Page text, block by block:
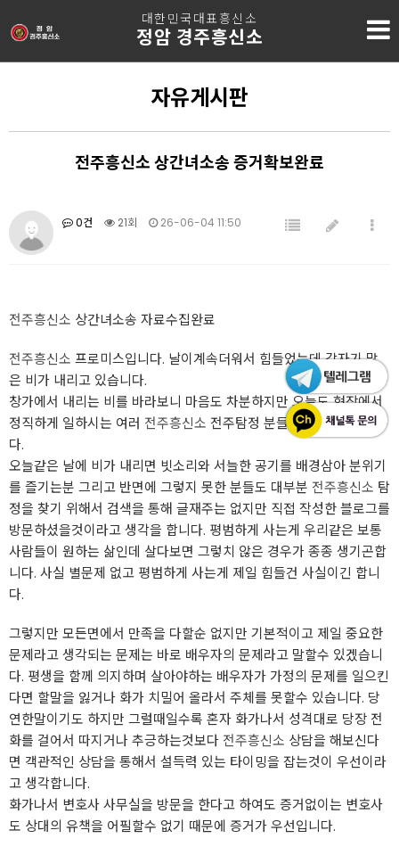
대한민국대표흥신소
정암 경주흥신소
자유게시판
전주흥신소 상간녀소송 증거확보완료
0건 21회 26-06-04 11:50
전주흥신소 상간녀소송 자료수집완료
전주흥신소 프로미스입니다. 날이계속더워서 힘들었는데 갑자기 많
은 비가 내리고 있습니다.
창가에서 내리는 비를 바라보니 마음도 차분하지만 오늘도 현장에서
정직하게 일하시는 여러 전주흥신소 전주탐정 분들을 응원하게 됩니
다.
오늘같은 날에 비가 내리면 빗소리와 서늘한 공기를 배경삼아 분위기
를 즐기는분 그리고 반면에 그렇지 못한 분들도 대부분 전주흥신소 탐
정을 찾기 위해서 검색을 통해 글재주는 없지만 직접 작성한 블로그를
방문하셨을것이라고 생각을 합니다. 평범하게 사는게 우리같은 보통
사람들이 원하는 삶인데 살다보면 그렇치 않은 경우가 종종 생기곤합
니다. 사실 별문제 없고 평범하게 사는게 제일 힘들건 사실이긴 합니
다.
그렇지만 모든면에서 만족을 다할순 없지만 기본적이고 제일 중요한
문제라고 생각되는 문제는 바로 배우자의 문제라고 말할수 있겠습니
다. 평생을 함께 의지하며 살아야하는 배우자가 가정의 문제를 일으킨
다면 할말을 잃거나 화가 치밀어 올라서 주체를 못할수 있습니다. 당
연한말이기도 하지만 그럴때일수록 혼자 화가나서 성격대로 당장 전
화를 걸어서 따지거나 추긍하는것보다 전주흥신소 상담을 해보신다
면 객관적인 상담을 통해서 설득력 있는 타이밍을 잡는것이 우선이라
고 생각합니다.
화가나서 변호사 사무실을 방문을 한다고 하여도 증거없이는 변호사
도 상대의 유책을 어필할수 없기 때문에 증거가 우선입니다.